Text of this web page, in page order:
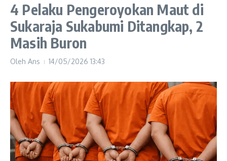
4 Pelaku Pengeroyokan Maut di
Sukaraja Sukabumi Ditangkap, 2
Masih Buron
Oleh Ans 14/05/2026 13:43